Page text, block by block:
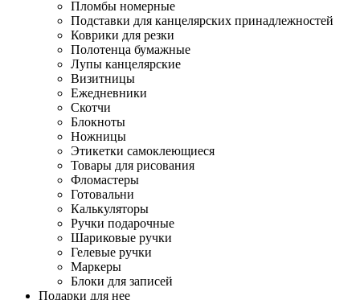
Пломбы номерные
Подставки для канцелярских принадлежностей
Коврики для резки
Полотенца бумажные
Лупы канцелярские
Визитницы
Ежедневники
Скотчи
Блокноты
Ножницы
Этикетки самоклеющиеся
Товары для рисования
Фломастеры
Готовальни
Калькуляторы
Ручки подарочные
Шариковые ручки
Гелевые ручки
Маркеры
Блоки для записей
Подарки для нее